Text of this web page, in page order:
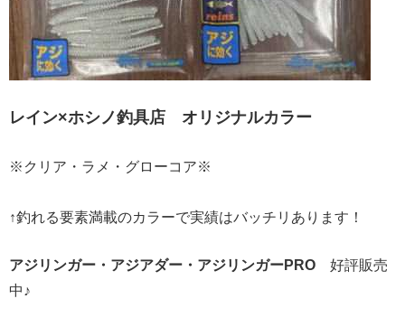
レイン×ホシノ釣具店 オリジナルカラー
※クリア・ラメ・グローコア※
↑釣れる要素満載のカラーで実績はバッチリあります！
アジリンガー・アジアダー・アジリンガーPRO 好評販売
中♪​